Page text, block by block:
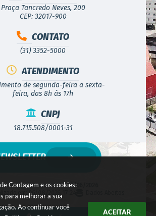
Contagem e os cookies:
para melhorar a sua
Ao continuar você
ACEITAR
Praça Tancredo Neves, 200
CEP: 32017-900
CONTATO
(31) 3352-5000
ATENDIMENTO
de segunda-feira a sexta-
feira, das 8h às 17h
CNPJ
18.715.508/0001-31
Versão do Sistema:3.5.3 - 19/06/2026
em:
06/08/2026 17:24